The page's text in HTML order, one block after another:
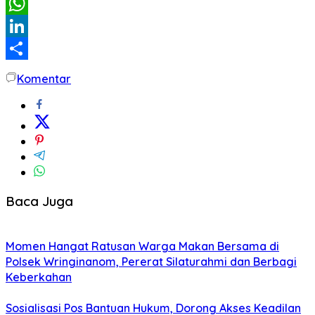
Email
WhatsApp
LinkedIn
ShareKomentar
Baca Juga
Momen Hangat Ratusan Warga Makan Bersama di
Polsek Wringinanom, Pererat Silaturahmi dan Berbagi
Keberkahan
Sosialisasi Pos Bantuan Hukum, Dorong Akses Keadilan